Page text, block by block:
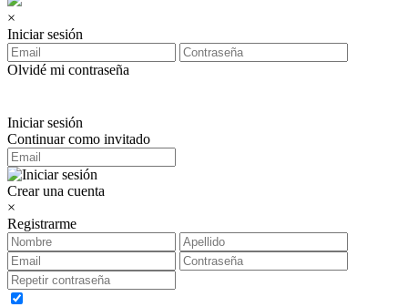
×
Iniciar sesión
Olvidé mi contraseña
Iniciar sesión
Continuar como invitado
Crear una cuenta
×
Registrarme